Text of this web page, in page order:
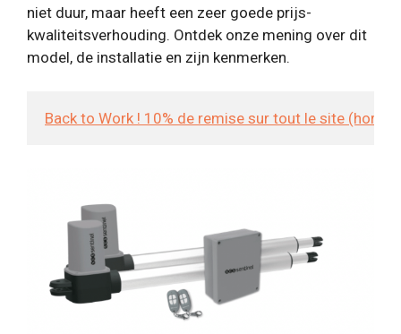
niet duur, maar heeft een zeer goede prijs-
kwaliteitsverhouding. Ontdek onze mening over dit
model, de installatie en zijn kenmerken.
Back to Work ! 10% de remise sur tout le site (hors